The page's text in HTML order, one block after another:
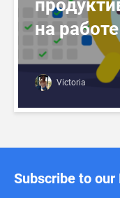
на работе
Victoria
Subscribe to